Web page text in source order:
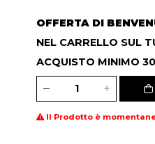
OFFERTA DI
NEL CARRELLO SUL
ACQUISTO MINIMO
Il Prodotto è